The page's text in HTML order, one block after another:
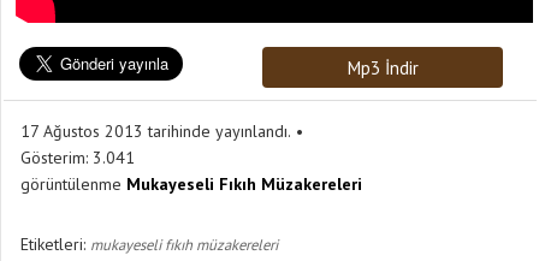
Mp3 İndir
17 Ağustos 2013 tarihinde yayınlandı.
Gösterim: 3.041
görüntülenme Mukayeseli Fıkıh Müzakereleri
Etiketleri: mukayeseli fıkıh müzakereleri